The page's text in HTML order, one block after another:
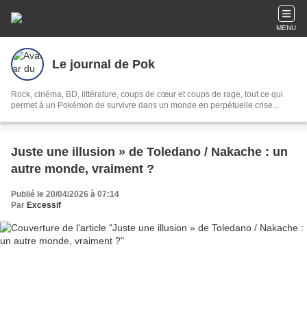
MENU
Le journal de Pok
Rock, cinéma, BD, littérature, coups de cœur et coups de rage, tout ce qui
permet à un Pokémon de survivre dans un monde en perpétuelle crise...
Juste une illusion » de Toledano / Nakache : un
autre monde, vraiment ?
Publié le 20/04/2026 à 07:14
Par Excessif